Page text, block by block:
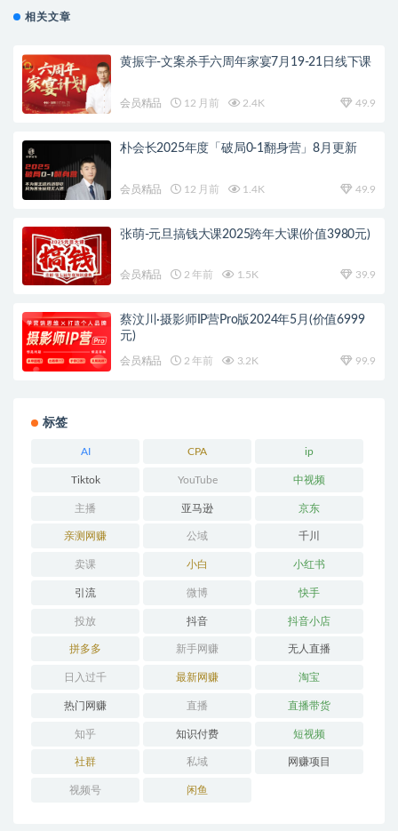
相关文章
黄振宇-文案杀手六周年家宴7月19-21日线下课
会员精品 12 月前 2.4K 49.9
朴会长2025年度「破局0-1翻身营」8月更新
会员精品 12 月前 1.4K 49.9
张萌-元旦搞钱大课2025跨年大课(价值3980元)
会员精品 2 年前 1.5K 39.9
蔡汶川·摄影师IP营Pro版2024年5月(价值6999
元)
会员精品 2 年前 3.2K 99.9
标签
AI CPA ip
Tiktok YouTube 中视频
主播 亚马逊 京东
亲测网赚 公域 千川
卖课 小白 小红书
引流 微博 快手
投放 抖音 抖音小店
拼多多 新手网赚 无人直播
日入过千 最新网赚 淘宝
热门网赚 直播 直播带货
知乎 知识付费 短视频
社群 私域 网赚项目
视频号 闲鱼